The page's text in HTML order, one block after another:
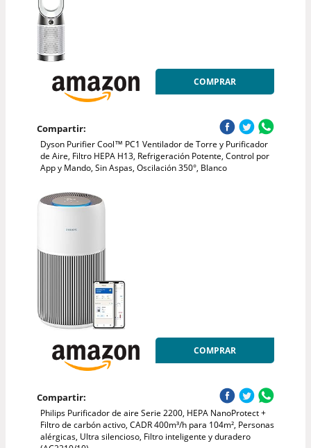
COMPRAR
Compartir:
Dyson Purifier Cool™ PC1 Ventilador de Torre y Purificador
de Aire, Filtro HEPA H13, Refrigeración Potente, Control por
App y Mando, Sin Aspas, Oscilación 350°, Blanco
COMPRAR
Compartir:
Philips Purificador de aire Serie 2200, HEPA NanoProtect +
Filtro de carbón activo, CADR 400m³/h para 104m², Personas
alérgicas, Ultra silencioso, Filtro inteligente y duradero